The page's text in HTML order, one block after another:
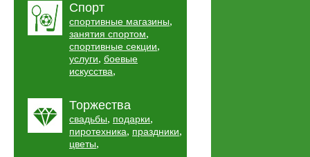
Спорт
спортивные магазины,
занятия спортом,
спортивные секции,
услуги, боевые
искусства,
Торжества
свадьбы, подарки,
пиротехника, праздники,
цветы,